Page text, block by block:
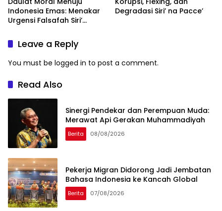
Indonesia Emas: Menakar
Urgensi Falsafah Siri’
Ancaman Kleptokrasi
Degradasi Siri’ na Pacce’
Leave a Reply
You must be logged in to post a comment.
Read Also
Sinergi Pendekar dan Perempuan Muda:
Merawat Api Gerakan Muhammadiyah
Berita 08/08/2026
Pekerja Migran Didorong Jadi Jembatan
Bahasa Indonesia ke Kancah Global
Berita 07/08/2026